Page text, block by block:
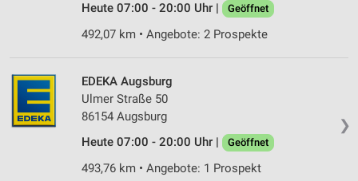
Heute 07:00 - 20:00 Uhr |
Geöffnet
492,07 km • Angebote: 2 Prospekte
❯
EDEKA Augsburg
Ulmer Straße 50
86154 Augsburg
Heute 07:00 - 20:00 Uhr |
Geöffnet
493,76 km • Angebote: 1 Prospekt